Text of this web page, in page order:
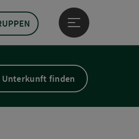
Hauptmenü öffnen
Unterkunft finden